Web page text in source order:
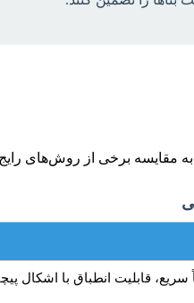
مقایسه برخی از روش‌های
سریع، قابلیت انطباق با اشکال